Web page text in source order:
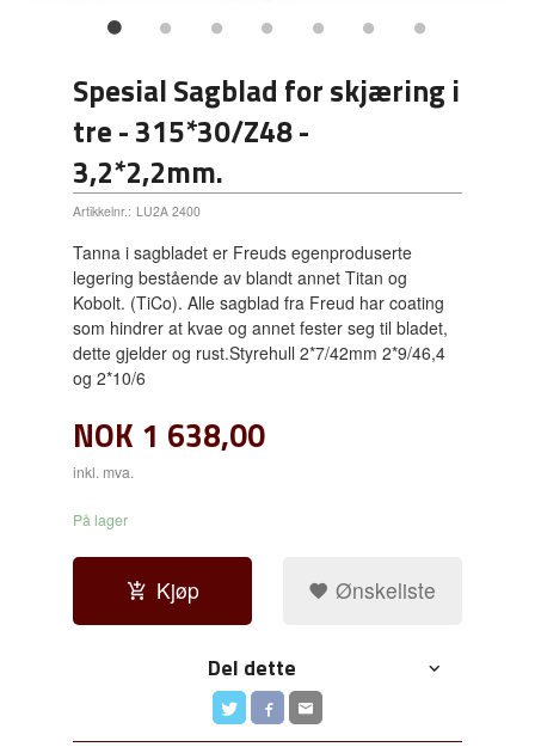
Spesial Sagblad for skjæring i
tre - 315*30/Z48 -
3,2*2,2mm.
Artikkelnr.: LU2A 2400
Tanna i sagbladet er Freuds egenproduserte
legering bestående av blandt annet Titan og
Kobolt. (TiCo). Alle sagblad fra Freud har coating
som hindrer at kvae og annet fester seg til bladet,
dette gjelder og rust.Styrehull 2*7/42mm 2*9/46,4
og 2*10/6
NOK 1 638,00
inkl. mva.
På lager
Kjøp Ønskeliste
Del dette